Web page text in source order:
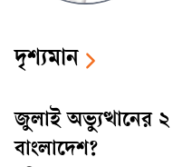
দৃশ্যমান
জুলাই
বাংলাদেশ?